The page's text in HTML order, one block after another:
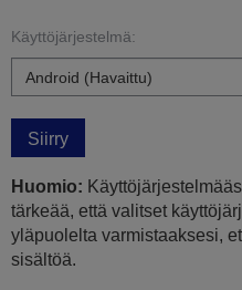
Käyttöjärjestelmä:
Siirry
Huomio:
tärkeää, että valitset
yläpuolelta varmistaaksesi,
sisältöä.